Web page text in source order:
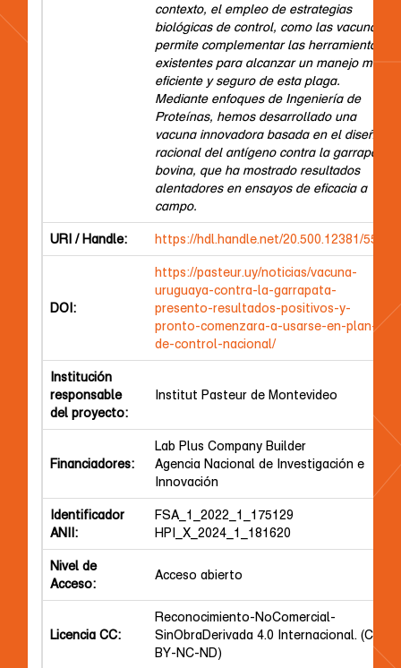
contexto, el empleo de estrategias
biológicas de control, como las vacunas,
permite complementar las herramientas
existentes para alcanzar un manejo más
eficiente y seguro de esta plaga.
Mediante enfoques de Ingeniería de
Proteínas, hemos desarrollado una
vacuna innovadora basada en el diseño
racional del antígeno contra la garrapata
bovina, que ha mostrado resultados
alentadores en ensayos de eficacia a
campo.
URI / Handle: https://hdl.handle.net/20.500.12381/5579
DOI:
https://pasteur.uy/noticias/vacuna-
uruguaya-contra-la-garrapata-
presento-resultados-positivos-y-
pronto-comenzara-a-usarse-en-plan-
de-control-nacional/
Institución
responsable
del proyecto:
Institut Pasteur de Montevideo
Financiadores:
Lab Plus Company Builder
Agencia Nacional de Investigación e
Innovación
Identificador
ANII:
FSA_1_2022_1_175129
HPI_X_2024_1_181620
Nivel de
Acceso:
Acceso abierto
Licencia CC:
Reconocimiento-NoComercial-
SinObraDerivada 4.0 Internacional. (CC
BY-NC-ND)